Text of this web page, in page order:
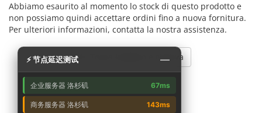
Abbiamo esaurito al momento lo stock di questo prodotto e
non possiamo quindi accettare ordini fino a nuova fornitura.
Per ulteriori informazioni, contatta la nostra assistenza.
Torna indietro e riprova
⚡ 节点延迟测试 —
企业服务器 洛杉矶 67ms
商务服务器 洛杉矶 143ms